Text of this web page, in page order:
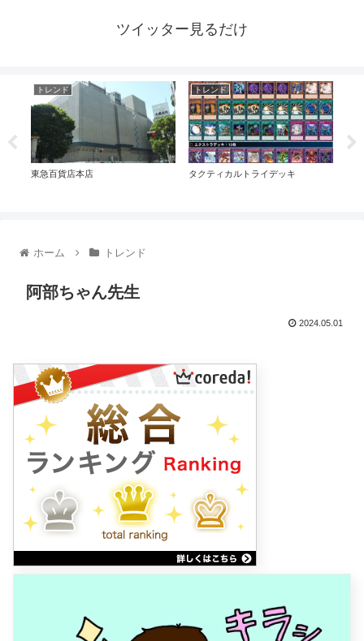
ツイッター見るだけ
トレンド
東急百貨店本店
トレンド
タクティカルトライデッキ
ホーム トレンド
阿部ちゃん先生
2024.05.01